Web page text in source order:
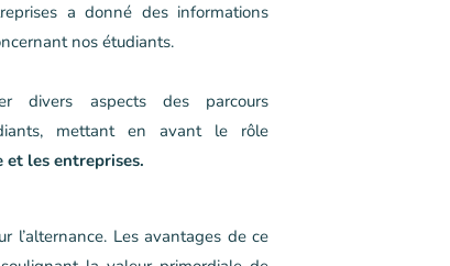
a donné des informations
nos étudiants.
divers aspects des parcours
mettant en avant le rôle
et les entreprises.
l’alternance. Les avantages de ce